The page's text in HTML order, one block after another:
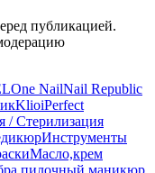
публикацией.
One NailNail Republic
KlioiPerfect
/ Стерилизация
Инструменты
Масло,крем
пилочный маникюр